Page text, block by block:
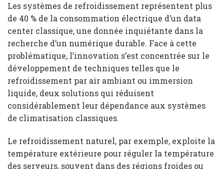
Les systèmes de refroidissement représentent plus
de 40 % de la consommation électrique d’un data
center classique, une donnée inquiétante dans la
recherche d’un numérique durable. Face à cette
problématique, l’innovation s’est concentrée sur le
développement de techniques telles que le
refroidissement par air ambiant ou immersion
liquide, deux solutions qui réduisent
considérablement leur dépendance aux systèmes
de climatisation classiques.
Le refroidissement naturel, par exemple, exploite la
température extérieure pour réguler la température
des serveurs, souvent dans des régions froides ou